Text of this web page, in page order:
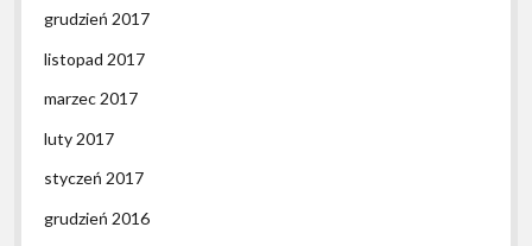
grudzień 2017
listopad 2017
marzec 2017
luty 2017
styczeń 2017
grudzień 2016